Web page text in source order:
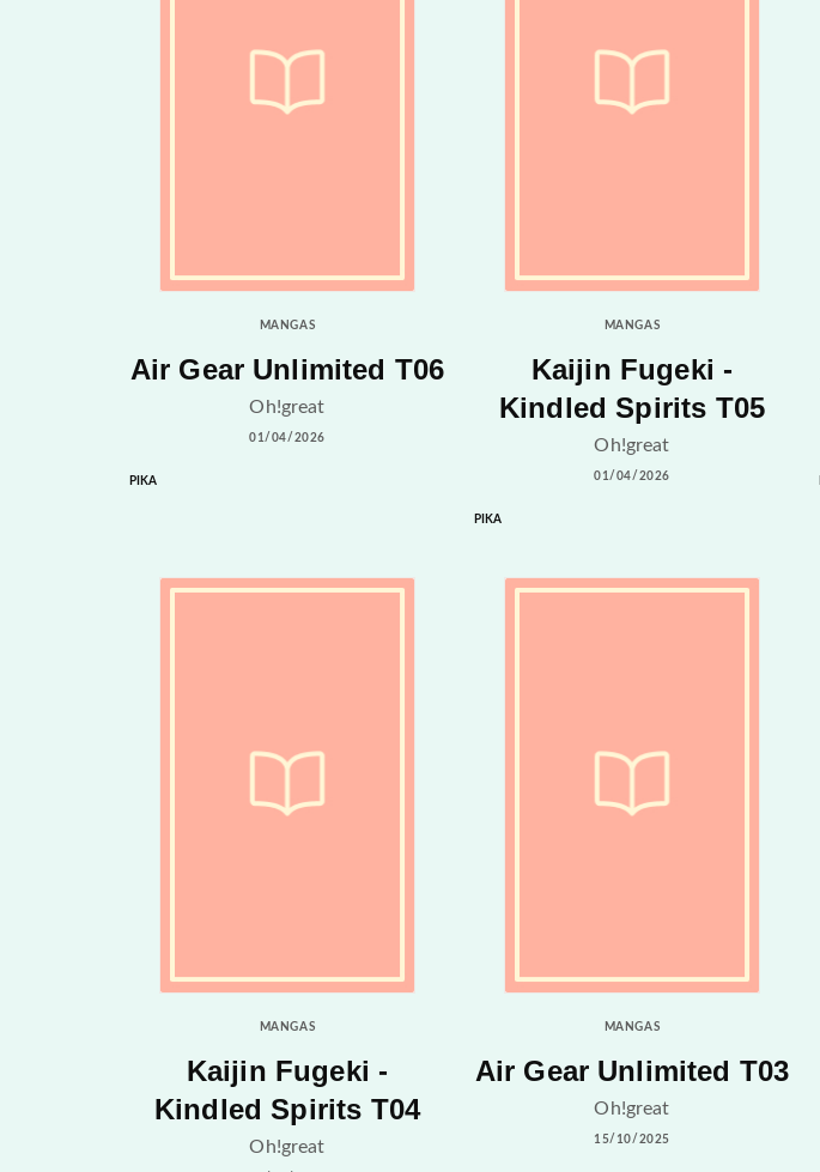
MANGAS
Air Gear Unlimited T06
Oh!great
01/04/2026
PIKA
MANGAS
Kaijin Fugeki -
Kindled Spirits T05
Oh!great
01/04/2026
PIKA
MANGAS
Kaijin Fugeki -
Kindled Spirits T04
Oh!great
MANGAS
Air Gear Unlimited T03
Oh!great
15/10/2025